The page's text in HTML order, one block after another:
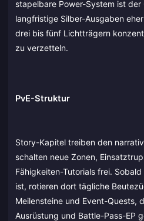
stapelbare Power-System ist der
langfristige Silber-Ausgaben
drei bis fünf Lichtträgern
zu verzetteln.
PvE-Struktur
Story-Kapitel treiben den
schalten neue Zonen,
Fähigkeiten-Tutorials frei.
ist, rotieren dort tägliche
Meilensteine und Event-Quests,
Ausrüstung und Battle-Pass-EP